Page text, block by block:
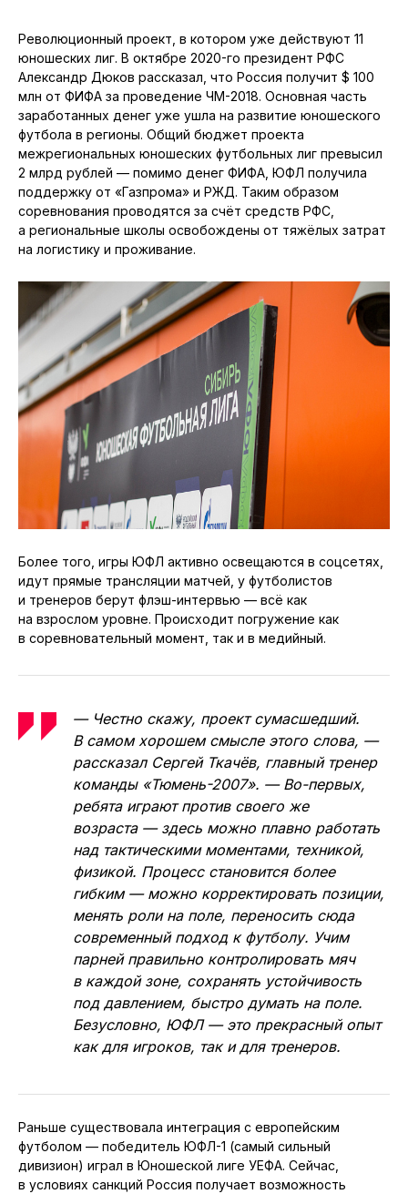
Революционный проект, в котором уже действуют 11
юношеских лиг. В октябре 2020-го президент РФС
Александр Дюков рассказал, что Россия получит $ 100
млн от ФИФА за проведение ЧМ-2018. Основная часть
заработанных денег уже ушла на развитие юношеского
футбола в регионы. Общий бюджет проекта
межрегиональных юношеских футбольных лиг превысил
2 млрд рублей — помимо денег ФИФА, ЮФЛ получила
поддержку от «Газпрома» и РЖД. Таким образом
соревнования проводятся за счёт средств РФС,
а региональные школы освобождены от тяжёлых затрат
на логистику и проживание.
Более того, игры ЮФЛ активно освещаются в соцсетях,
идут прямые трансляции матчей, у футболистов
и тренеров берут флэш-интервью — всё как
на взрослом уровне. Происходит погружение как
в соревновательный момент, так и в медийный.
— Честно скажу, проект сумасшедший.
В самом хорошем смысле этого слова, —
рассказал Сергей Ткачёв, главный тренер
команды «Тюмень-2007». — Во-первых,
ребята играют против своего же
возраста — здесь можно плавно работать
над тактическими моментами, техникой,
физикой. Процесс становится более
гибким — можно корректировать позиции,
менять роли на поле, переносить сюда
современный подход к футболу. Учим
парней правильно контролировать мяч
в каждой зоне, сохранять устойчивость
под давлением, быстро думать на поле.
Безусловно, ЮФЛ — это прекрасный опыт
как для игроков, так и для тренеров.
Раньше существовала интеграция с европейским
футболом — победитель ЮФЛ-1 (самый сильный
дивизион) играл в Юношеской лиге УЕФА. Сейчас,
в условиях санкций Россия получает возможность